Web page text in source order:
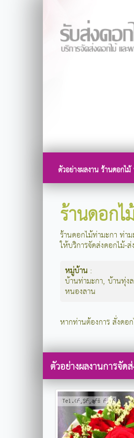
ตัวอย่างผลงาน ร้านดอก
ร้านดอก
ร้านดอกไม้ท่ามะกา ท่า
ให้บริการจัดส่งดอกไม้-
หมู่บ้าน :
บ้านท่ามะกา,บ้านทุ่ง
หนองลาน
หากท่านต้องการ สั่งดอ
ตัวอย่างผลงานการจั